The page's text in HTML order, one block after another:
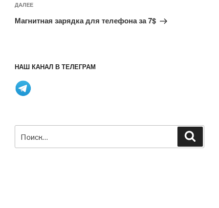
Следующая
запись
ДАЛЕЕ
Магнитная зарядка для телефона за 7$
НАШ КАНАЛ В ТЕЛЕГРАМ